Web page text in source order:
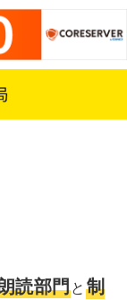
読部門と 制